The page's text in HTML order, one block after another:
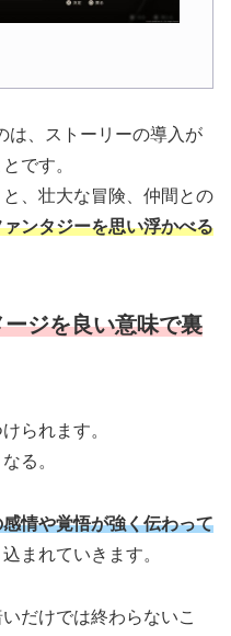
は、ストーリーの導入が
です。
、壮大な冒険、仲間との
ンタジーを思い浮かべる
ジを良い意味で裏
られます。
る。
情や覚悟が強く伝わって
まれていきます。
だけでは終わらないこ